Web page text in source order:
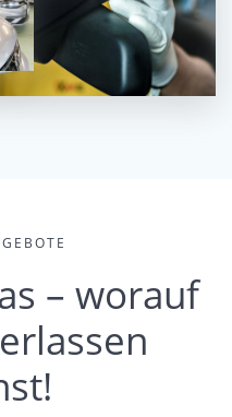
– worauf